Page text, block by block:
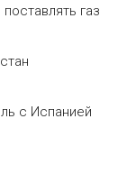
газ
с Испанией